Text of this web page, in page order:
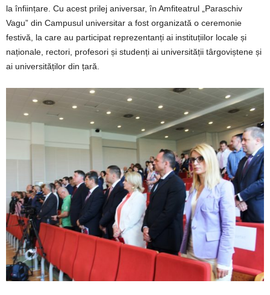
la înființare. Cu acest prilej aniversar, în Amfiteatrul „Paraschiv
Vagu” din Campusul universitar a fost organizată o ceremonie
festivă, la care au participat reprezentanți ai instituțiilor locale și
naționale, rectori, profesori și studenți ai universității târgoviștene și
ai universităților din țară.